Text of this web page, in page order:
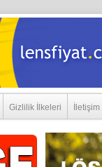
Gizlilik İlkeleri İletişim